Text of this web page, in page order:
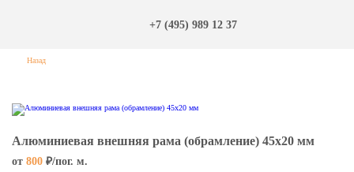
+7 (495) 989 12 37
Назад
Алюминиевая внешняя рама (обрамление) 45х20 мм
от 800 ₽/пог. м.